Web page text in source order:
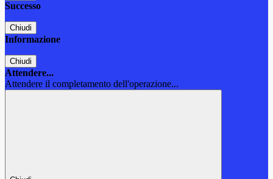
Successo
Chiudi
Informazione
Chiudi
Attendere...
Attendere il completamento dell'operazione...